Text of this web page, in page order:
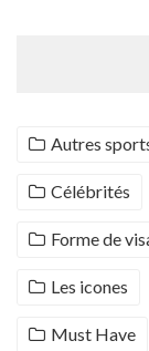
Autres
Célébrités
Forme de
Les icones
Must Have